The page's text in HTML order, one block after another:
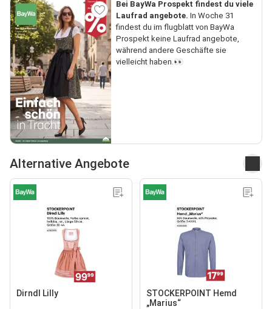
Bei BayWa Prospekt findest du viele
Laufrad angebote. In Woche 31
findest du im flugblatt von BayWa
Prospekt keine Laufrad angebote,
während andere Geschäfte sie
vielleicht haben.👀
Alternative Angebote
Dirndl Lilly
STOCKERPOINT Hemd
„Marius“